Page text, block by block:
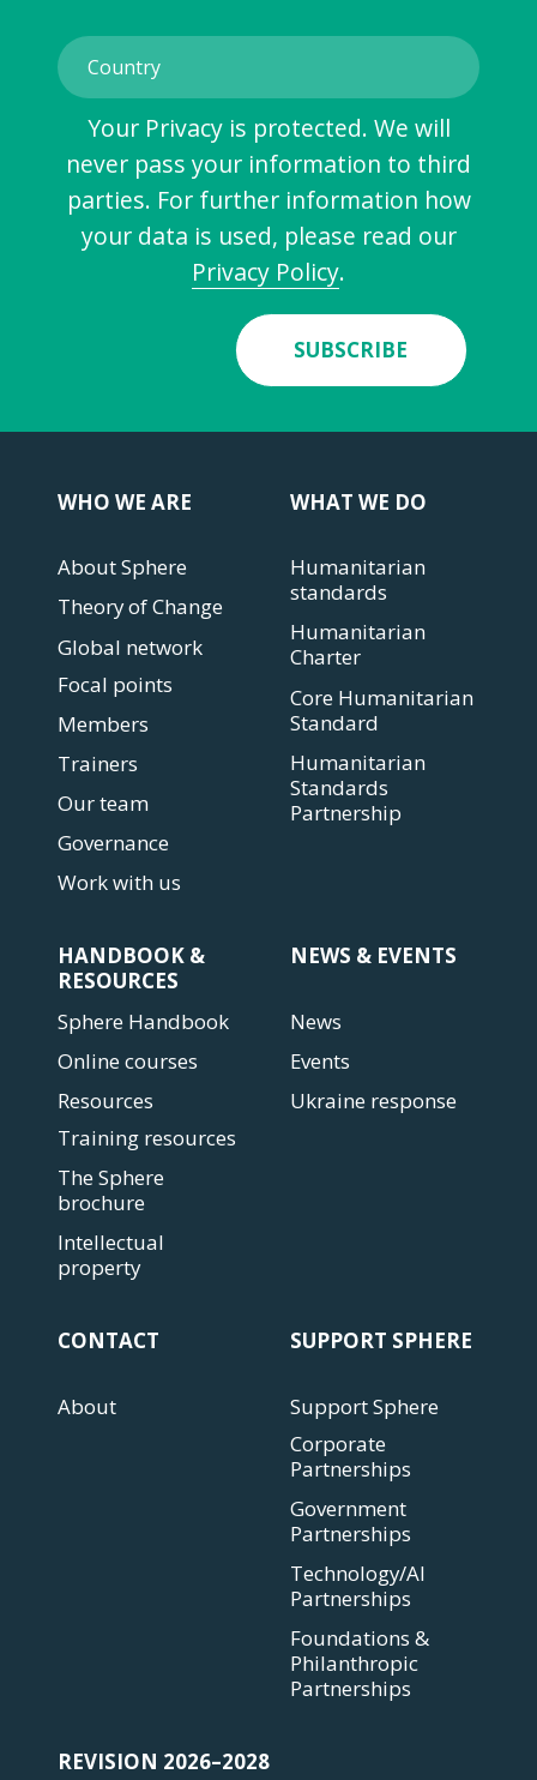
Your Privacy is protected. We will
never pass your information to third
parties. For further information how
your data is used, please read our
Privacy Policy.
SUBSCRIBE
WHO WE ARE
About Sphere
Theory of Change
Global network
Focal points
Members
Trainers
Our team
Governance
Work with us
WHAT WE DO
Humanitarian
standards
Humanitarian
Charter
Core Humanitarian
Standard
Humanitarian
Standards
Partnership
HANDBOOK &
RESOURCES
Sphere Handbook
Online courses
Resources
Training resources
The Sphere
brochure
Intellectual
property
NEWS & EVENTS
News
Events
Ukraine response
CONTACT
About
SUPPORT SPHERE
Support Sphere
Corporate
Partnerships
Government
Partnerships
Technology/AI
Partnerships
Foundations &
Philanthropic
Partnerships
REVISION 2026–2028